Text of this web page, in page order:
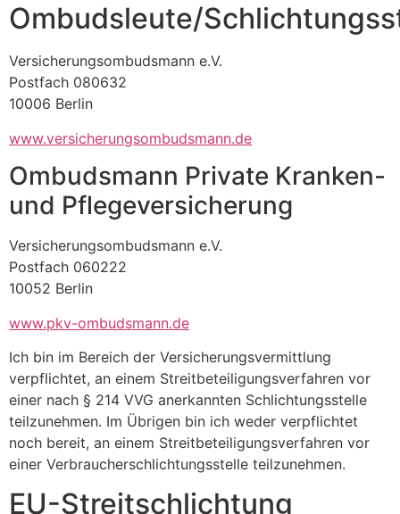
Ombudsleute/
Versicherungsombudsmann e.V.
Postfach 080632
10006 Berlin
www.versicherungsombudsmann.de
Ombudsmann Private Kranken-
und Pflegeversicherung
Versicherungsombudsmann e.V.
Postfach 060222
10052 Berlin
www.pkv-ombudsmann.de
Ich bin im Bereich der Versicherungsvermittlung
verpflichtet, an einem Streitbeteiligungsverfahren vor
einer nach § 214 VVG anerkannten Schlichtungsstelle
teilzunehmen. Im Übrigen bin ich weder verpflichtet
noch bereit, an einem Streitbeteiligungsverfahren vor
einer Verbraucherschlichtungsstelle teilzunehmen.
EU-Streitschlichtung